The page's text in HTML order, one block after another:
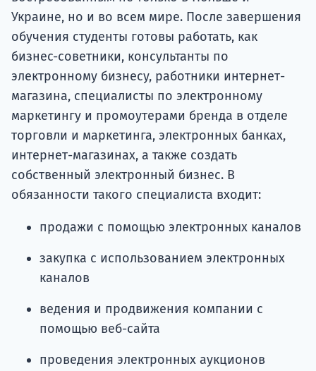
Украине, но и во всем мире. После завершения
обучения студенты готовы работать, как
бизнес-советники, консультанты по
электронному бизнесу, работники интернет-
магазина, специалисты по электронному
маркетингу и промоутерами бренда в отделе
торговли и маркетинга, электронных банках,
интернет-магазинах, а также создать
собственный электронный бизнес. В
обязанности такого специалиста входит:
продажи с помощью электронных каналов
закупка с использованием электронных
каналов
ведения и продвижения компании с
помощью веб-сайта
проведения электронных аукционов